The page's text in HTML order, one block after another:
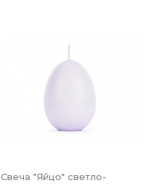
Свеча "Яйцо" светло-